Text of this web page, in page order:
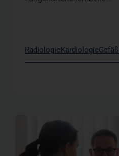
RadiologieKardiologieGefäß